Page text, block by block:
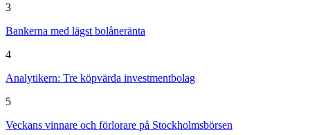
3
Bankerna med lägst bolåneränta
4
Analytikern: Tre köpvärda investmentbolag
5
Veckans vinnare och förlorare på Stockholmsbörsen